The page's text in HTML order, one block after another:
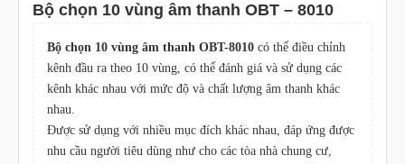
Bộ chọn 10 vùng âm thanh OBT – 8010
Bộ chọn 10 vùng âm thanh OBT-8010 có thể điều chỉnh
kênh đầu ra theo 10 vùng, có thể đánh giá và sử dụng các
kênh khác nhau với mức độ và chất lượng âm thanh khác
nhau.
Được sử dụng với nhiều mục đích khác nhau, đáp ứng được
nhu cầu người tiêu dùng như cho các tòa nhà chung cư,